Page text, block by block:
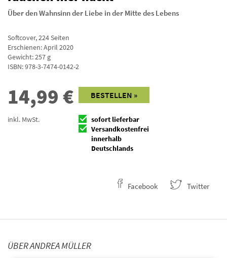
Über den Wahnsinn der Liebe in der Mitte des Lebens
Softcover,224Seiten
Erschienen: April 2020
Gewicht: 257 g
ISBN:978-3-7474-0142-2
14,99 €
inkl. MwSt.
BESTELLEN »
sofort lieferbar
Versandkostenfrei
innerhalb
Deutschlands
Facebook Twitter
ÜBER ANDREA MÜLLER